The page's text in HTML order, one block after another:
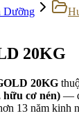
Dưỡng
20KG
20KG
hữu cơ nén) —
13 năm kinh